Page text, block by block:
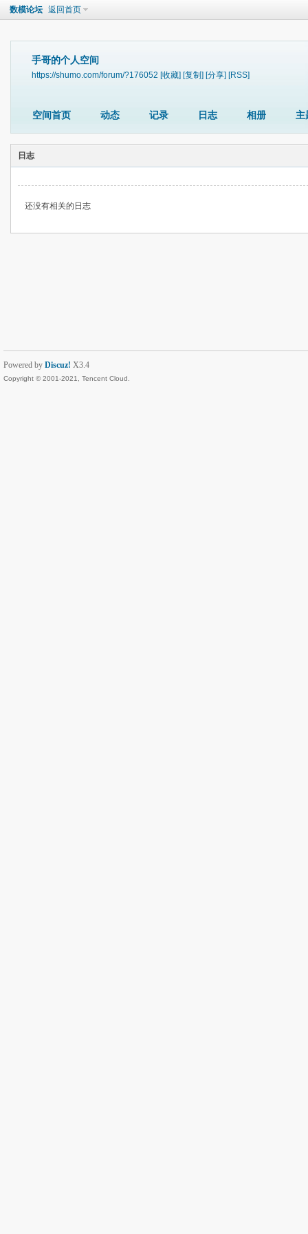
数模论坛 返回首页
手哥的个人空间
https://shumo.com/forum/?176052 [收藏] [复制] [分享] [RSS]
空间首页 动态 记录 日志 相册 主
日志
还没有相关的日志
Powered by Discuz! X3.4
Copyright © 2001-2021, Tencent Cloud.